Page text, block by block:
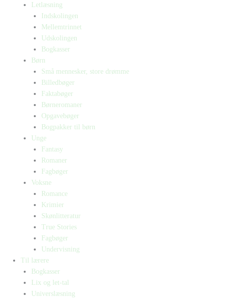
Letlæsning
Indskolingen
Mellemtrinnet
Udskolingen
Bogkasser
Børn
Små mennesker, store drømme
Billedbøger
Faktabøger
Børneromaner
Opgavebøger
Bogpakker til børn
Unge
Fantasy
Romaner
Fagbøger
Voksne
Romance
Krimier
Skønlitteratur
True Stories
Fagbøger
Undervisning
Til lærere
Bogkasser
Lix og let-tal
Universlæsning